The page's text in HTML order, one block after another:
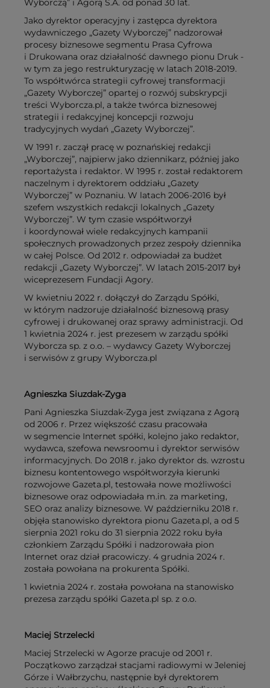
Wyborczą” i Agorą S.A. od ponad 30 lat.
Jako dyrektor operacyjny i zastępca dyrektora
wydawniczego „Gazety Wyborczej” nadzorował
procesy biznesowe segmentu Prasa Cyfrowa
i Drukowana oraz działalność dawnego pionu Druk -
w tym za jego restrukturyzację w latach 2018-2019.
To współtwórca strategii cyfrowej transformacji
„Gazety Wyborczej” opartej o rozwój subskrypcji
treści Wyborcza.pl, a także twórca biznesowej
strategii i redakcyjnej koncepcji rozwoju
tradycyjnych wydań „Gazety Wyborczej”.
W 1991 r. zaczął pracę w poznańskiej redakcji
„Wyborczej”, najpierw jako dziennikarz, później jako
reportażysta i redaktor. W 1995 r. został redaktorem
naczelnym i dyrektorem oddziału „Gazety
Wyborczej” w Poznaniu. W latach 2006-2016 był
szefem wszystkich redakcji lokalnych „Gazety
Wyborczej”. W tym czasie współtworzył
i koordynował wiele redakcyjnych kampanii
społecznych prowadzonych przez zespoły dziennika
w całej Polsce. Od 2012 r. odpowiadał za budżet
redakcji „Gazety Wyborczej”. W latach 2015-2017 był
wiceprezesem Fundacji Agory.
W kwietniu 2022 r. dołączył do Zarządu Spółki,
w którym nadzoruje działalność biznesową prasy
cyfrowej i drukowanej oraz sprawy administracji. Od
1 kwietnia 2024 r. jest prezesem w zarządu spółki
Wyborcza sp. z o.o. – wydawcy Gazety Wyborczej
i serwisów z grupy Wyborcza.pl
Agnieszka Siuzdak-Zyga
Pani Agnieszka Siuzdak-Zyga jest związana z Agorą
od 2006 r. Przez większość czasu pracowała
w segmencie Internet spółki, kolejno jako redaktor,
wydawca, szefowa newsroomu i dyrektor serwisów
informacyjnych. Do 2018 r. jako dyrektor ds. wzrostu
biznesu kontentowego współtworzyła kierunki
rozwojowe Gazeta.pl, testowała nowe możliwości
biznesowe oraz odpowiadała m.in. za marketing,
SEO oraz analizy biznesowe. W październiku 2018 r.
objęła stanowisko dyrektora pionu Gazeta.pl, a od 5
sierpnia 2021 roku do 31 sierpnia 2022 roku była
członkiem Zarządu Spółki i nadzorowała pion
Internet oraz dział pracowiczy. 4 grudnia 2024 r.
została powołana na prokurenta Spółki.
1 kwietnia 2024 r. została powołana na stanowisko
prezesa zarządu spółki Gazeta.pl sp. z o.o.
Maciej Strzelecki
Maciej Strzelecki w Agorze pracuje od 2001 r.
Początkowo zarządzał stacjami radiowymi w Jeleniej
Górze i Wałbrzychu, następnie był dyrektorem